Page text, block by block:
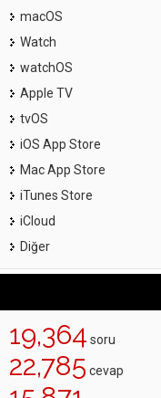
macOS
Watch
watchOS
Apple TV
tvOS
iOS App Store
Mac App Store
iTunes Store
iCloud
Diğer
19,364 soru
22,785 cevap